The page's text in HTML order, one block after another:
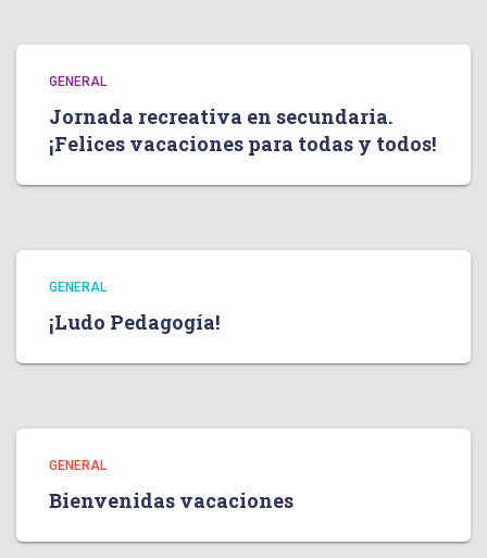
GENERAL
Jornada recreativa en secundaria.
¡Felices vacaciones para todas y todos!
GENERAL
¡Ludo Pedagogía!
GENERAL
Bienvenidas vacaciones